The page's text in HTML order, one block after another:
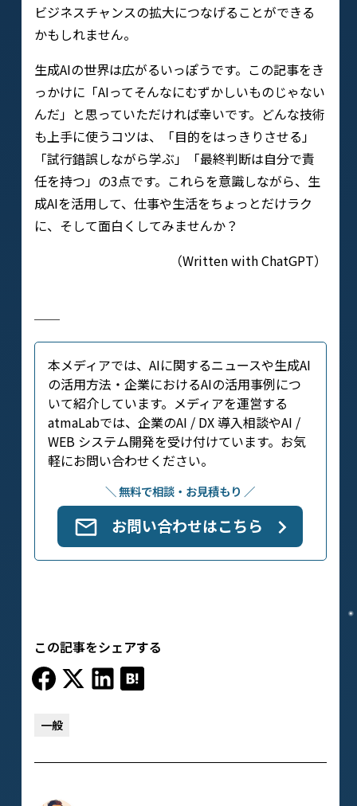
ビジネスチャンスの拡大につなげることができる
かもしれません。
生成AIの世界は広がるいっぽうです。この記事をき
っかけに「AIってそんなにむずかしいものじゃない
んだ」と思っていただければ幸いです。どんな技術
も上手に使うコツは、「目的をはっきりさせる」
「試行錯誤しながら学ぶ」「最終判断は自分で責
任を持つ」の3点です。これらを意識しながら、生
成AIを活用して、仕事や生活をちょっとだけラク
に、そして面白くしてみませんか？
（Written with ChatGPT）
──
本メディアでは、AIに関するニュースや生成AI
の活用方法・企業におけるAIの活用事例につ
いて紹介しています。メディアを運営する
atmaLabでは、企業のAI / DX 導入相談やAI /
WEB システム開発を受け付けています。お気
軽にお問い合わせください。
＼ 無料で相談・お見積もり ／
お問い合わせはこちら
この記事をシェアする
一般